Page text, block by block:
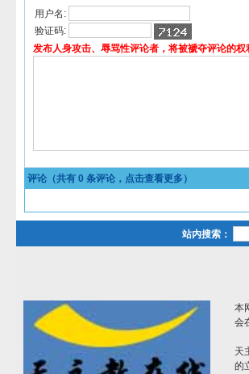
用户名:
验证码:
发布人身攻击、辱骂性评论者，将被褫夺评论的权
评论（共有 0 条评论，点击查看更多）
站内搜索：
本
会
天
的